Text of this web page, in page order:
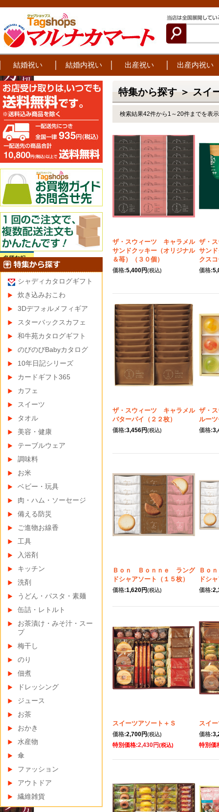
結婚祝い 結婚内祝い 出産祝い 出産内祝い
特集から探す ＞ スイ
検索結果42件から1～20件までを表示
ザ・スウィーツ キャラメル
サンドクッキー（オリジナル
＆苺）（３０個）
価格:5,400円(税込)
ザ・
サン
クス
価格:
ザ・スウィーツ キャラメル
バターパイ（２２枚）
価格:3,456円(税込)
ザ・
ルー
価格:
Ｂｏｎ Ｂｏｎｎｅ ラング
ドシャアソート（１５枚）
価格:1,620円(税込)
Ｂｏ
ドシ
価格:
スイーツアソート＋Ｓ
価格:2,700円(税込)
特別価格:2,430円(税込)
スイ
価格:
特別価
シャディカタログギフト
炊き込みおこわ
3Dデフォルメフィギア
スターバックスカフェ
和牛苑カタログギフト
のびのびBabyカタログ
10年日記シリーズ
カードギフト365
カフェ
スイーツ
タオル
美容・健康
テーブルウェア
調味料
お米
ベビー・玩具
肉・ハム・ソーセージ
備える防災
ご進物お線香
工具
入浴剤
キッチン
洗剤
うどん・パスタ・素麺
缶詰・レトルト
お茶漬け・みそ汁・スー
プ
梅干し
のり
佃煮
ドレッシング
ジュース
お茶
おかき
水産物
傘
ファッション
アウトドア
繊維雑貨